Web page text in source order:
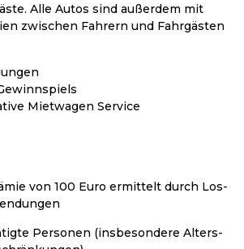
Alle Autos sind außerdem mit
zwischen Fahrern und Fahrgästen
Mietwagen Service
von 100 Euro ermittelt durch Los-
Personen (insbesondere Alters-